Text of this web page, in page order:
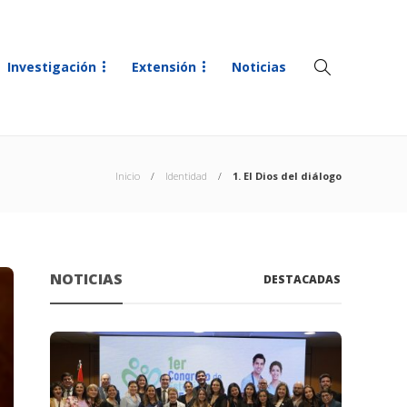
Investigación Extensión Noticias
Inicio Identidad 1. El Dios del diálogo
NOTICIAS DESTACADAS